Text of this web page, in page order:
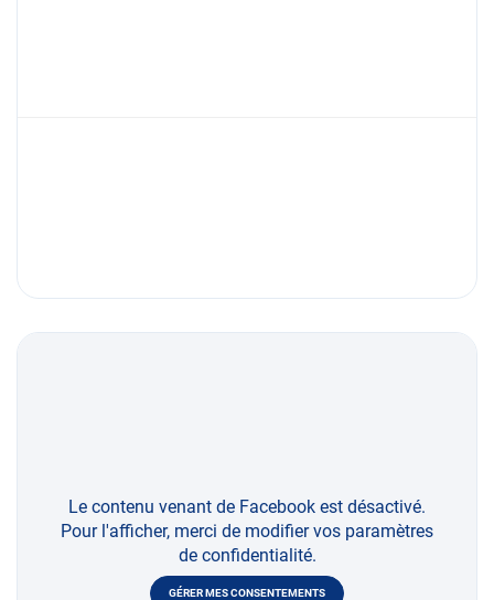
Le contenu venant de Facebook est désactivé.
Pour l'afficher, merci de modifier vos paramètres
de confidentialité.
GÉRER MES CONSENTEMENTS